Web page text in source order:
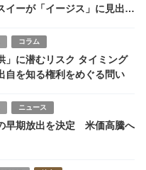
イーが「イージス」に見出し
コラム
潜むリスク タイミング
自を知る権利をめぐる問い
ニュース
早期放出を決定 米価高騰へ